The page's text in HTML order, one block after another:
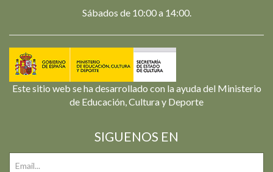
Sábados de 10:00 a 14:00.
Este sitio web se ha desarrollado con la ayuda del Ministerio
de Educación, Cultura y Deporte
SIGUENOS EN